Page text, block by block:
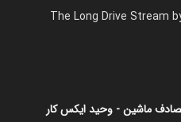
The Long Drive Stream
ماشین - وحید ایکس کار